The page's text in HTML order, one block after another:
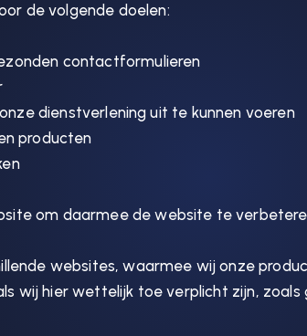
de volgende doelen:
contactformulieren
dienstverlening uit te kunnen voeren
producten
om daarmee de website te
websites, waarmee wij onze
wij hier wettelijk toe verplicht zijn,